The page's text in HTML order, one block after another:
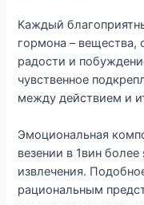
Каждый
гормона – вещества,
радости и
чувственное
между действием и
Эмоциональная
везении в 1вин
извлечения.
рациональным